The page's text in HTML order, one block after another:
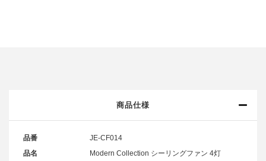
商品仕様
品番
JE-CF014
品名
Modern Collection シーリングファン 4灯